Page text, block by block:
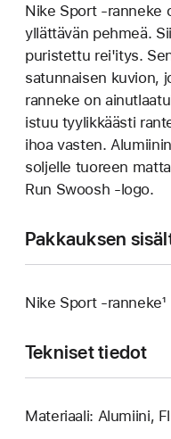
Nike Sport ‑ranneke
yllättävän pehmeä.
puristettu rei'itys.
satunnaisen kuvion,
ranneke on
istuu tyylikkäästi
ihoa vasten.
soljelle tuoreen
Run Swoosh -logo.
Pakkauksen
Nike Sport -ranneke¹
Tekniset tiedot
Materiaali: Alumiini,